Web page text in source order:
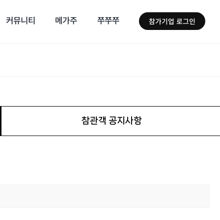
커뮤니티 메가주 쭈쭈쭈 참가기업 로그인
참관객 공지사항